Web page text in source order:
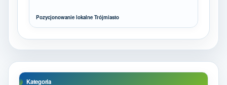
Pozycjonowanie lokalne Trójmiasto
Kategoria